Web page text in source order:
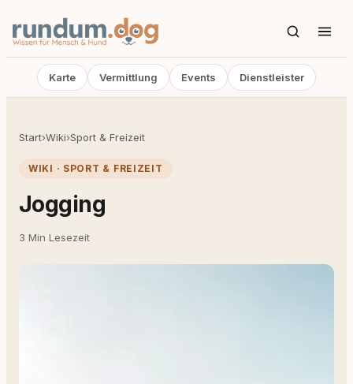
Karte Vermittlung Events Dienstleister
Start›Wiki›Sport & Freizeit
WIKI · SPORT & FREIZEIT
Jogging
3 Min Lesezeit